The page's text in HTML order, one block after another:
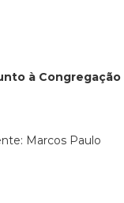
à Congregação
Marcos Paulo